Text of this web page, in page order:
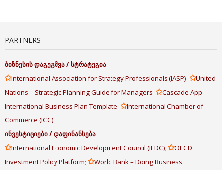
PARTNERS
ბიზნესისდაგეგმვა/სტრატეგია
✩International Association for Strategy Professionals (IASP) ✩United
Nations – Strategic Planning Guide for Managers ✩Cascade App –
International Business Plan Template ✩International Chamber of
Commerce (ICC)
ინვესტიციები/დაფინანსება
✩International Economic Development Council (IEDC); ✩OECD
Investment Policy Platform; ✩World Bank – Doing Business